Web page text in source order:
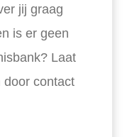
jij graag
is er geen
Laat
door contact